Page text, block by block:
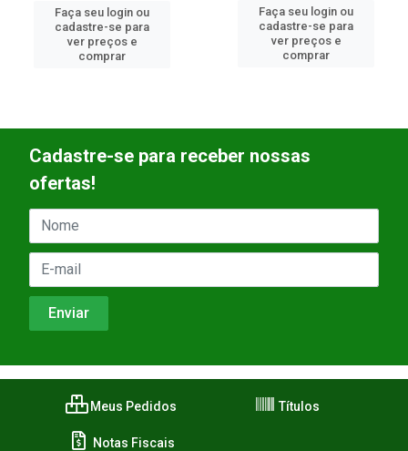
Faça seu login ou
cadastre-se para
ver preços e
comprar
Faça seu login ou
cadastre-se para
ver preços e
comprar
Cadastre-se para receber nossas
ofertas!
Meus Pedidos Títulos
Notas Fiscais